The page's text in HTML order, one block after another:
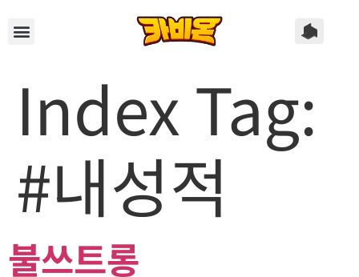
Index Tag:
#내성적
불쓰트롱